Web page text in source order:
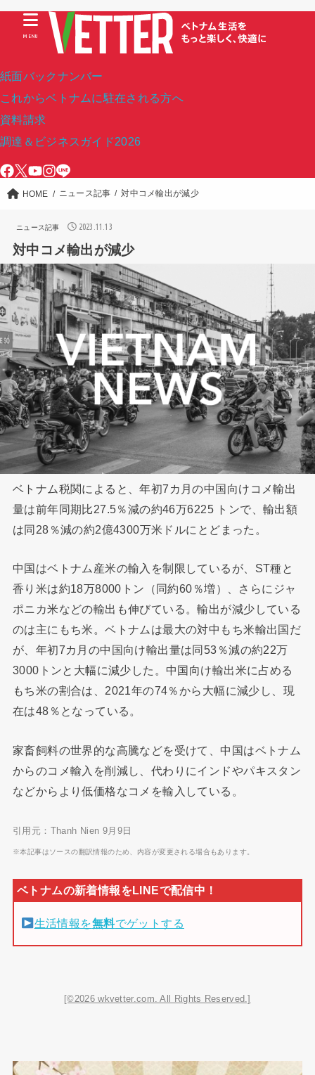
紙面バックナンバー
これからベトナムに駐在される方へ
資料請求
調達＆ビジネスガイド2026
MENU
HOME ニュース記事 対中コメ輸出が減少
ニュース記事 2023.11.13
対中コメ輸出が減少
ベトナム税関によると、年初7カ月の中国向けコメ輸出
量は前年同期比27.5％減の約46万6225 トンで、輸出額
は同28％減の約2億4300万米ドルにとどまった。
中国はベトナム産米の輸入を制限しているが、ST種と
香り米は約18万8000トン（同約60％増）、さらにジャ
ポニカ米などの輸出も伸びている。輸出が減少している
のは主にもち米。ベトナムは最大の対中もち米輸出国だ
が、年初7カ月の中国向け輸出量は同53％減の約22万
3000トンと大幅に減少した。中国向け輸出米に占める
もち米の割合は、2021年の74％から大幅に減少し、現
在は48％となっている。
家畜飼料の世界的な高騰などを受けて、中国はベトナム
からのコメ輸入を削減し、代わりにインドやパキスタン
などからより低価格なコメを輸入している。
引用元：Thanh Nien 9月9日
※本記事はソースの翻訳情報のため、内容が変更される場合もあります。
生活情報を無料でゲットする
[©2026 wkvetter.com. All Rights Reserved.]